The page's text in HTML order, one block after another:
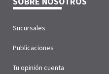
Sucursales
Publicaciones
Tu opinión cuenta